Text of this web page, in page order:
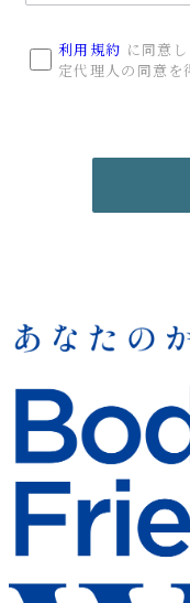
利用規約 に同意
定代理人の同意を